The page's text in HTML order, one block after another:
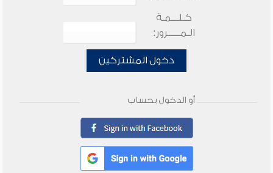
كـلـــمـة
الـمـــــرور:
دخول المشتركين
أو الدخول بحساب